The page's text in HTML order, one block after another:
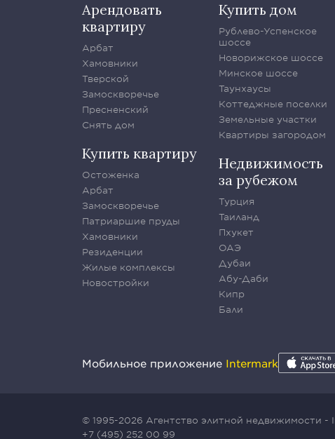
Арендовать
квартиру
Арбат
Хамовники
Тверской
Замоскворечье
Пресненский
Снять дом
Купить квартиру
Остоженка
Арбат
Замоскворечье
Патриаршие пруды
Хамовники
Резиденции
Жилые комплексы
Новостройки
Купить дом
Рублево-Успенское
шоссе
Новорижское шоссе
Минское шоссе
Таунхаусы
Коттеджные поселки
Земельные участки
Квартиры загородом
Недвижимость
за рубежом
Турция
Таиланд
Пхукет
ОАЭ
Дубаи
Абу-Даби
Кипр
Бали
Мобильное приложение Intermark
© 1995-2026 Агентство элитной недвижимости
+7 (495) 252 00 99